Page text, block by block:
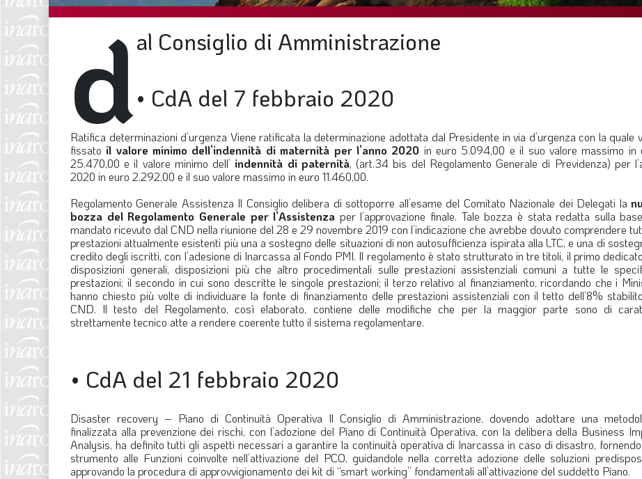
dal Consiglio di Amministrazione
• CdA del 7 febbraio 2020
Ratifica determinazioni d’urgenza Viene ratificata la determinazione adottata dal Presidente in via d’urgenza con la quale
fissato il valore minimo dell’indennità di maternità per l’anno 2020 in euro 5.094,00 e il suo valore massimo in
25.470,00 e il valore minimo dell’ indennità di paternità, (art.34 bis del Regolamento Generale di Previdenza) per
2020 in euro 2.292,00 e il suo valore massimo in euro 11.460,00.
Regolamento Generale Assistenza Il Consiglio delibera di sottoporre all’esame del Comitato Nazionale dei Delegati la
bozza del Regolamento Generale per l’Assistenza per l’approvazione finale. Tale bozza è stata redatta sulla
mandato ricevuto dal CND nella riunione del 28 e 29 novembre 2019 con l’indicazione che avrebbe dovuto comprendere
prestazioni attualmente esistenti più una a sostegno delle situazioni di non autosufficienza ispirata alla LTC, e una di
credito degli iscritti, con l’adesione di Inarcassa al Fondo PMI. Il regolamento è stato strutturato in tre titoli, il primo
disposizioni generali, disposizioni più che altro procedimentali sulle prestazioni assistenziali comuni a tutte le
prestazioni; il secondo in cui sono descritte le singole prestazioni; il terzo relativo al finanziamento, ricordando che i
hanno chiesto più volte di individuare la fonte di finanziamento delle prestazioni assistenziali con il tetto dell’8%
CND. Il testo del Regolamento, così elaborato, contiene delle modifiche che per la maggior parte sono di
strettamente tecnico atte a rendere coerente tutto il sistema regolamentare.
• CdA del 21 febbraio 2020
Disaster recovery – Piano di Continuità Operativa Il Consiglio di Amministrazione, dovendo adottare una
finalizzata alla prevenzione dei rischi, con l’adozione del Piano di Continuità Operativa, con la delibera della Business
Analysis, ha definito tutti gli aspetti necessari a garantire la continuità operativa di Inarcassa in caso di disastro,
strumento alle Funzioni coinvolte nell’attivazione del PCO, guidandole nella corretta adozione delle soluzioni
approvando la procedura di approvvigionamento dei kit di “smart working” fondamentali all’attivazione del suddetto Piano.